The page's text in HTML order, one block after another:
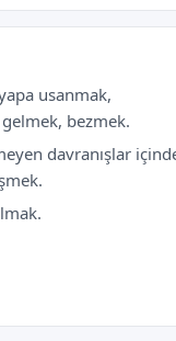
usanmak,
bezmek.
davranışlar